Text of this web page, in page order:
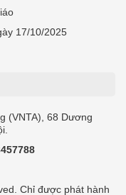
17/10/2025
(VNTA), 68 Dương
Chỉ được phát hành